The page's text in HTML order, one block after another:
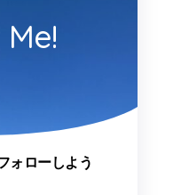
ォローしよう